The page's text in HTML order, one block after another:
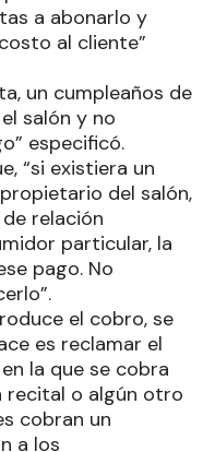
a abonarlo y
al cliente”
un cumpleaños de
salón y no
especificó.
“si existiera un
del salón,
relación
particular, la
pago. No
el cobro, se
es reclamar el
la que se cobra
recital o algún otro
cobran un
a los